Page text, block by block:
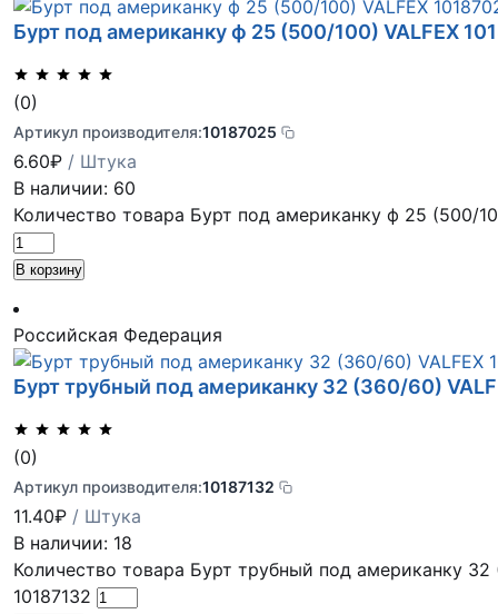
Бурт под американку ф 25 (500/100) VALFEX
(0)
Артикул производителя:10187025
6.60₽ / Штука
В наличии: 60
Количество товара Бурт под американку ф 25 (500/
В корзину
Российская Федерация
Бурт трубный под американку 32 (360/60)
(0)
Артикул производителя:10187132
11.40₽ / Штука
В наличии: 18
Количество товара Бурт трубный под американку 32
10187132